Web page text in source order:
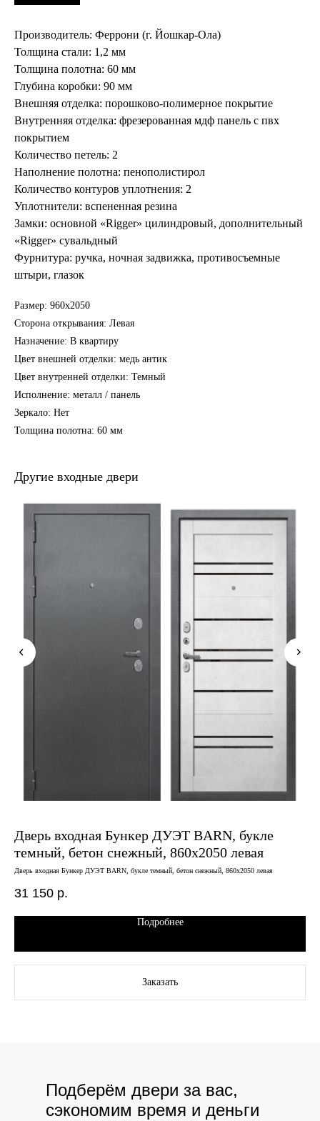
Производитель: Феррони (г. Йошкар-Ола)
Толщина стали: 1,2 мм
Толщина полотна: 60 мм
Глубина коробки: 90 мм
Внешняя отделка: порошково-полимерное покрытие
Внутренняя отделка: фрезерованная мдф панель с пвх
покрытием
Количество петель: 2
Наполнение полотна: пенополистирол
Количество контуров уплотнения: 2
Уплотнители: вспененная резина
Замки: основной «Rigger» цилиндровый, дополнительный
«Rigger» сувальдный
Фурнитура: ручка, ночная задвижка, противосъемные
штыри, глазок
Размер: 960х2050
Сторона открывания: Левая
Назначение: В квартиру
Цвет внешней отделки: медь антик
Цвет внутренней отделки: Темный
Исполнение: металл / панель
Зеркало: Нет
Толщина полотна: 60 мм
Другие входные двери
Дверь входная Бункер ДУЭТ BARN, букле
темный, бетон снежный, 860х2050 левая
Дверь входная Бункер ДУЭТ BARN, букле темный, бетон снежный, 860х2050 левая
31 150 р.
Подробнее
Заказать
Подберём двери за вас,
сэкономим время и деньги